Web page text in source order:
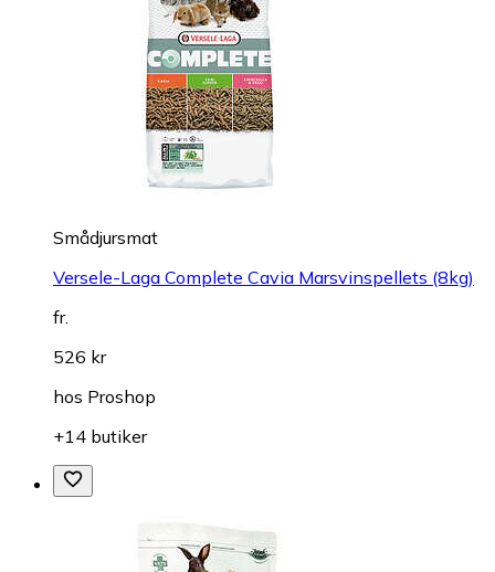
Smådjursmat
Versele-Laga Complete Cavia Marsvinspellets (8kg)
fr.
526 kr
hos Proshop
+14 butiker